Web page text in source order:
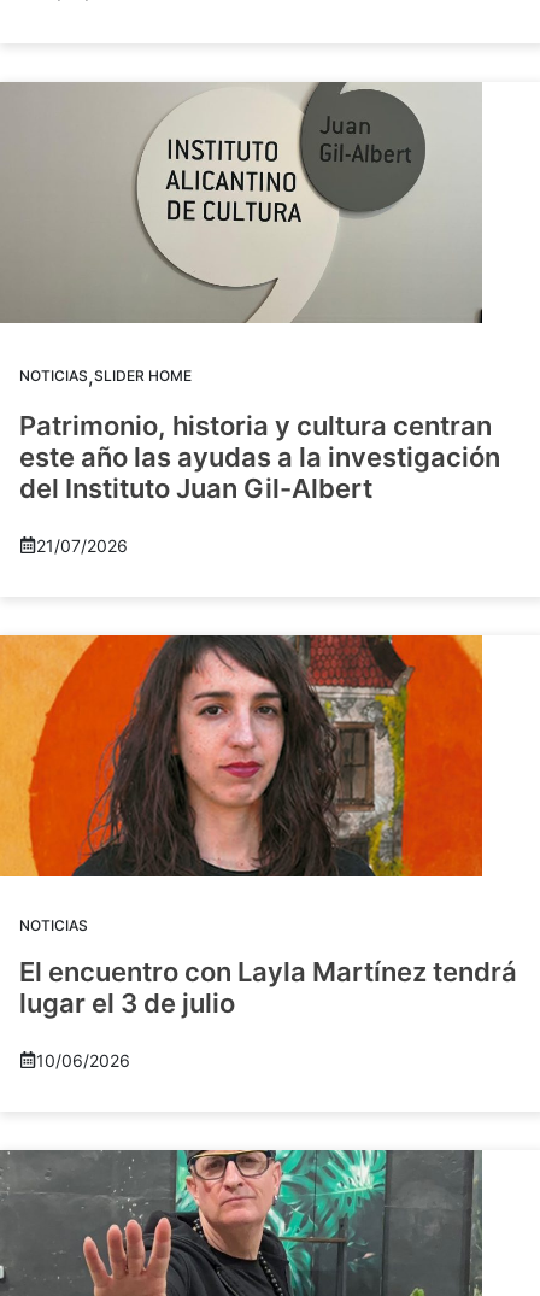
NOTICIAS,SLIDER HOME
Patrimonio, historia y cultura centran
este año las ayudas a la investigación
del Instituto Juan Gil-Albert
21/07/2026
NOTICIAS
El encuentro con Layla Martínez tendrá
lugar el 3 de julio
10/06/2026